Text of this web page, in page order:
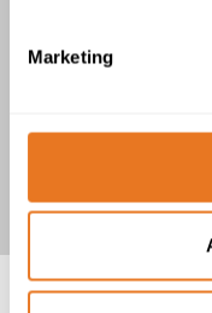
Marketing
6,35/11 (12) kV